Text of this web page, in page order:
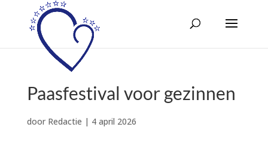
Paasfestival voor gezinnen
door Redactie | 4 april 2026